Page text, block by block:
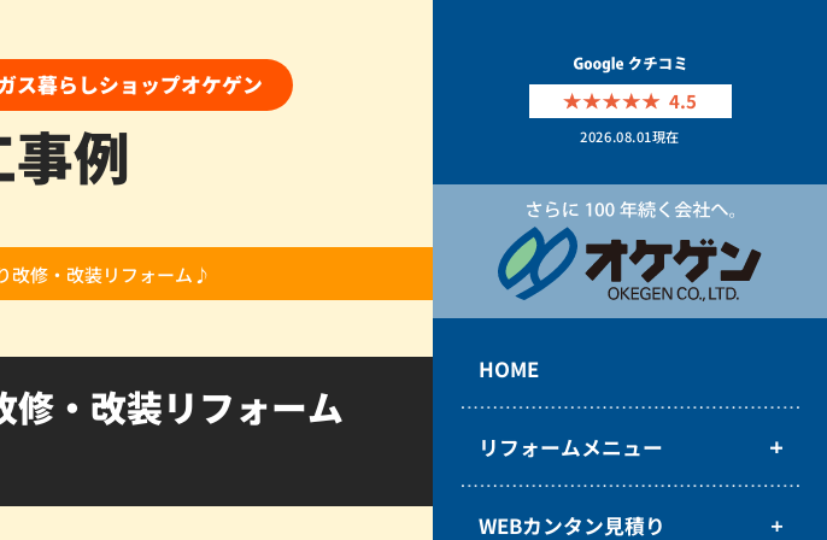
4.5
2026.08.01現在
HOME
リフォームメニュー
WEBカンタン見積り
ス暮らしショップオケゲン
例
改修・改装リフォーム♪
修・改装リフォーム